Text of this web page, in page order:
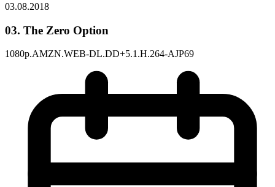
03.08.2018
03. The Zero Option
1080p.AMZN.WEB-DL.DD+5.1.H.264-AJP69